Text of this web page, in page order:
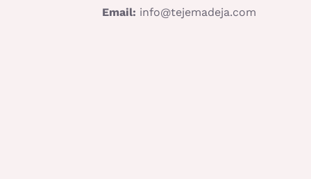
Email: info@tejemadeja.com